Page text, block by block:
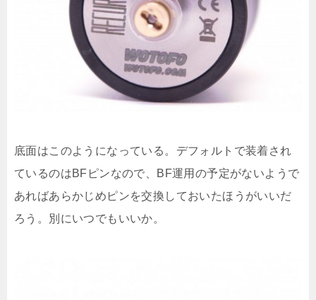
底面はこのようになっている。デフォルトで装着され
ているのはBFピンなので、BF運用の予定がないようで
あればあらかじめピンを交換しておいたほうがいいだ
ろう。別にいつでもいいか。